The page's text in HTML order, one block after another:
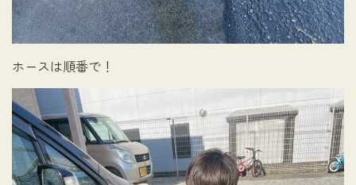
ホースは順番で！